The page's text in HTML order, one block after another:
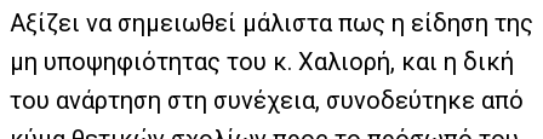
Αξίζει να σημειωθεί μάλιστα πως η είδηση της
μη υποψηφιότητας του κ. Χαλιορή, και η δική
του ανάρτηση στη συνέχεια, συνοδεύτηκε από